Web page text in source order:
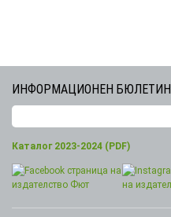
ИНФОРМАЦИОНЕН БЮЛЕТИН
Каталог 2023-2024 (PDF)